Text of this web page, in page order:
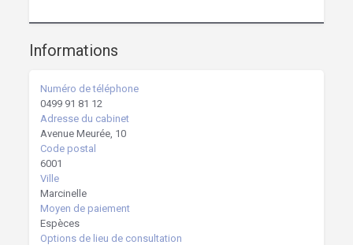
Informations
Numéro de téléphone
0499 91 81 12
Adresse du cabinet
Avenue Meurée, 10
Code postal
6001
Ville
Marcinelle
Moyen de paiement
Espèces
Options de lieu de consultation